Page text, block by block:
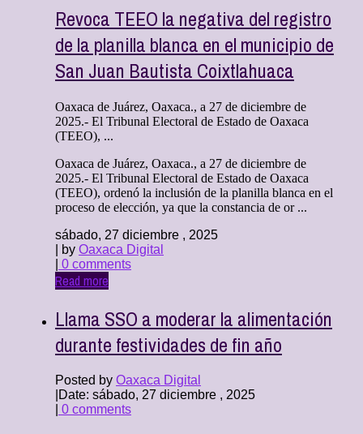
Revoca TEEO la negativa del registro
de la planilla blanca en el municipio de
San Juan Bautista Coixtlahuaca
Oaxaca de Juárez, Oaxaca., a 27 de diciembre de
2025.- El Tribunal Electoral de Estado de Oaxaca
(TEEO), ...
Oaxaca de Juárez, Oaxaca., a 27 de diciembre de
2025.- El Tribunal Electoral de Estado de Oaxaca
(TEEO), ordenó la inclusión de la planilla blanca en el
proceso de elección, ya que la constancia de or ...
sábado, 27 diciembre , 2025
| by Oaxaca Digital
0 comments
Read more
Llama SSO a moderar la alimentación
durante festividades de fin año
Posted by Oaxaca Digital
Date: sábado, 27 diciembre , 2025
0 comments